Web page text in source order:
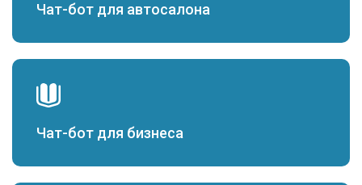
Чат-бот для автосалона
Чат-бот для бизнеса